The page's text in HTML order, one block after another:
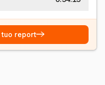
tuo report→